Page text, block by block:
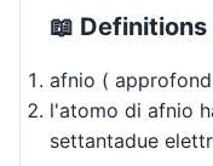
📖 Definitions
afnio (
l'atomo di afnio
settantadue